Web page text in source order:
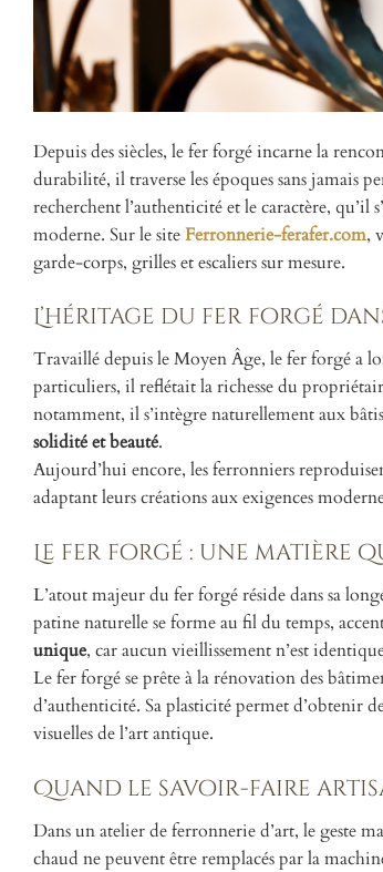
Depuis des siècles, le fer forgé incarne la
durabilité, il traverse les époques sans jamais
recherchent l’authenticité et le caractère, qu’il
moderne. Sur le siteFerronnerie-ferafer.com,
garde-corps, grilles et escaliers sur mesure.
L’héritage du fer forgé
Travaillé depuis le Moyen Âge, le fer forgé a
particuliers, il reflétait la richesse du
notamment, il s’intègre naturellement aux
solidité et beauté.
Aujourd’hui encore, les ferronniers
adaptant leurs créations aux exigences
Le fer forgé : une matière
L’atout majeur du fer forgé réside dans sa
patine naturelle se forme au fil du temps,
unique, car aucun vieillissement n’est
Le fer forgé se prête à la rénovation des
d’authenticité. Sa plasticité permet d’obtenir
visuelles de l’art antique.
Quand le savoir-faire
Dans un atelier de ferronnerie d’art, le geste
chaud ne peuvent être remplacés par la